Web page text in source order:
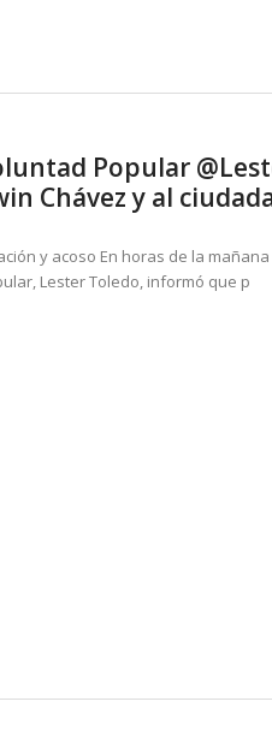
Popular
Chávez y al
y acoso En horas de la
Lester Toledo, informó que p